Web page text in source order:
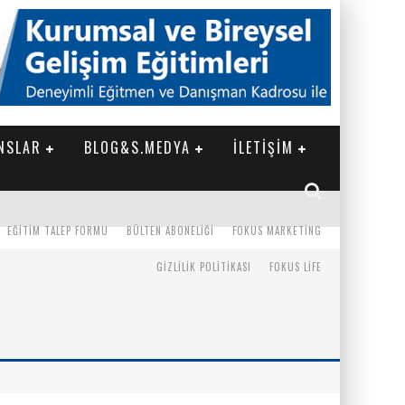
BLOG&S.MEDYA İLETİŞİM
FOKUS MARKETING
BÜLTEN ABONELIĞI
EĞITIM TALEP FORMU
FOKUS LIFE
GIZLILIK POLITIKASI